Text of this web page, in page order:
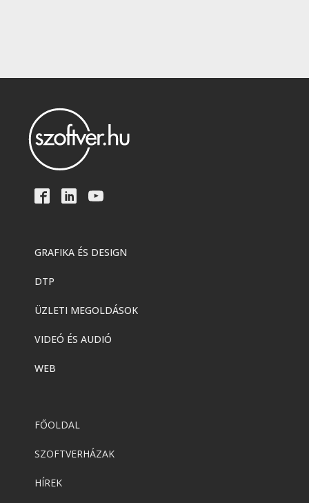
GRAFIKA ÉS DESIGN
DTP
ÜZLETI MEGOLDÁSOK
VIDEÓ ÉS AUDIÓ
WEB
FŐOLDAL
SZOFTVERHÁZAK
HÍREK